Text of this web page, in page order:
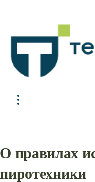
О правилах
пиротехники